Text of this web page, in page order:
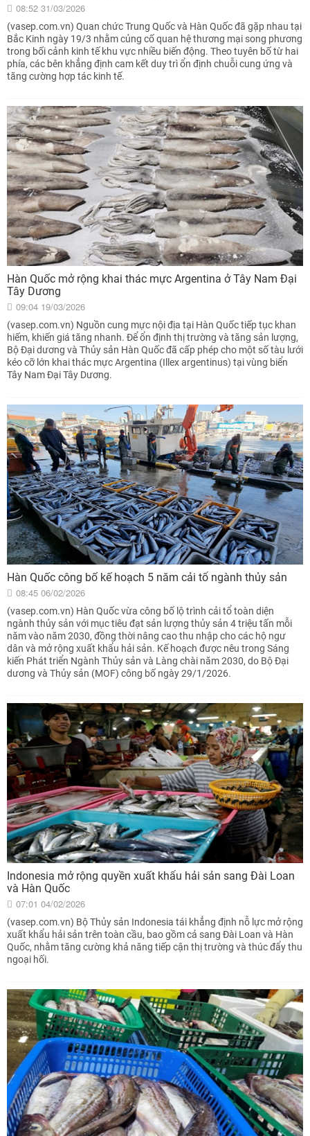
08:52 31/03/2026
(vasep.com.vn) Quan chức Trung Quốc và Hàn Quốc đã gặp nhau tại
Bắc Kinh ngày 19/3 nhằm củng cố quan hệ thương mại song phương
trong bối cảnh kinh tế khu vực nhiều biến động. Theo tuyên bố từ hai
phía, các bên khẳng định cam kết duy trì ổn định chuỗi cung ứng và
tăng cường hợp tác kinh tế.
Hàn Quốc mở rộng khai thác mực Argentina ở Tây Nam Đại
Tây Dương
09:04 19/03/2026
(vasep.com.vn) Nguồn cung mực nội địa tại Hàn Quốc tiếp tục khan
hiếm, khiến giá tăng nhanh. Để ổn định thị trường và tăng sản lượng,
Bộ Đại dương và Thủy sản Hàn Quốc đã cấp phép cho một số tàu lưới
kéo cỡ lớn khai thác mực Argentina (Illex argentinus) tại vùng biển
Tây Nam Đại Tây Dương.
Hàn Quốc công bố kế hoạch 5 năm cải tổ ngành thủy sản
08:45 06/02/2026
(vasep.com.vn) Hàn Quốc vừa công bố lộ trình cải tổ toàn diện
ngành thủy sản với mục tiêu đạt sản lượng thủy sản 4 triệu tấn mỗi
năm vào năm 2030, đồng thời nâng cao thu nhập cho các hộ ngư
dân và mở rộng xuất khẩu hải sản. Kế hoạch được nêu trong Sáng
kiến Phát triển Ngành Thủy sản và Làng chài năm 2030, do Bộ Đại
dương và Thủy sản (MOF) công bố ngày 29/1/2026.
Indonesia mở rộng quyền xuất khẩu hải sản sang Đài Loan
và Hàn Quốc
07:01 04/02/2026
(vasep.com.vn) Bộ Thủy sản Indonesia tái khẳng định nỗ lực mở rộng
xuất khẩu hải sản trên toàn cầu, bao gồm cả sang Đài Loan và Hàn
Quốc, nhằm tăng cường khả năng tiếp cận thị trường và thúc đẩy thu
ngoại hối.